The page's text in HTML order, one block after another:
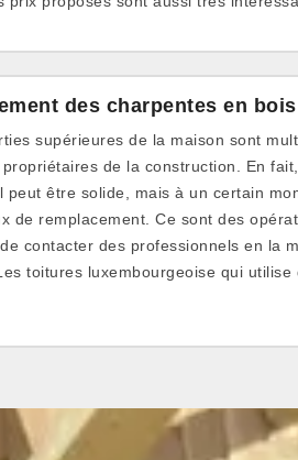
des charpentes en
supérieures de la maison sont
de la construction. En
être solide, mais à un certain
de remplacement. Ce sont des
contacter des professionnels en la
toitures luxembourgeoise qui utilise